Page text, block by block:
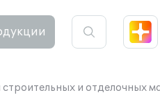
и